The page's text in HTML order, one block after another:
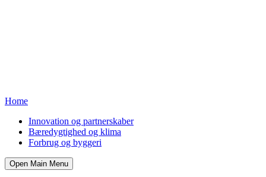
Home
Innovation og partnerskaber
Bæredygtighed og klima
Forbrug og byggeri
Open Main Menu